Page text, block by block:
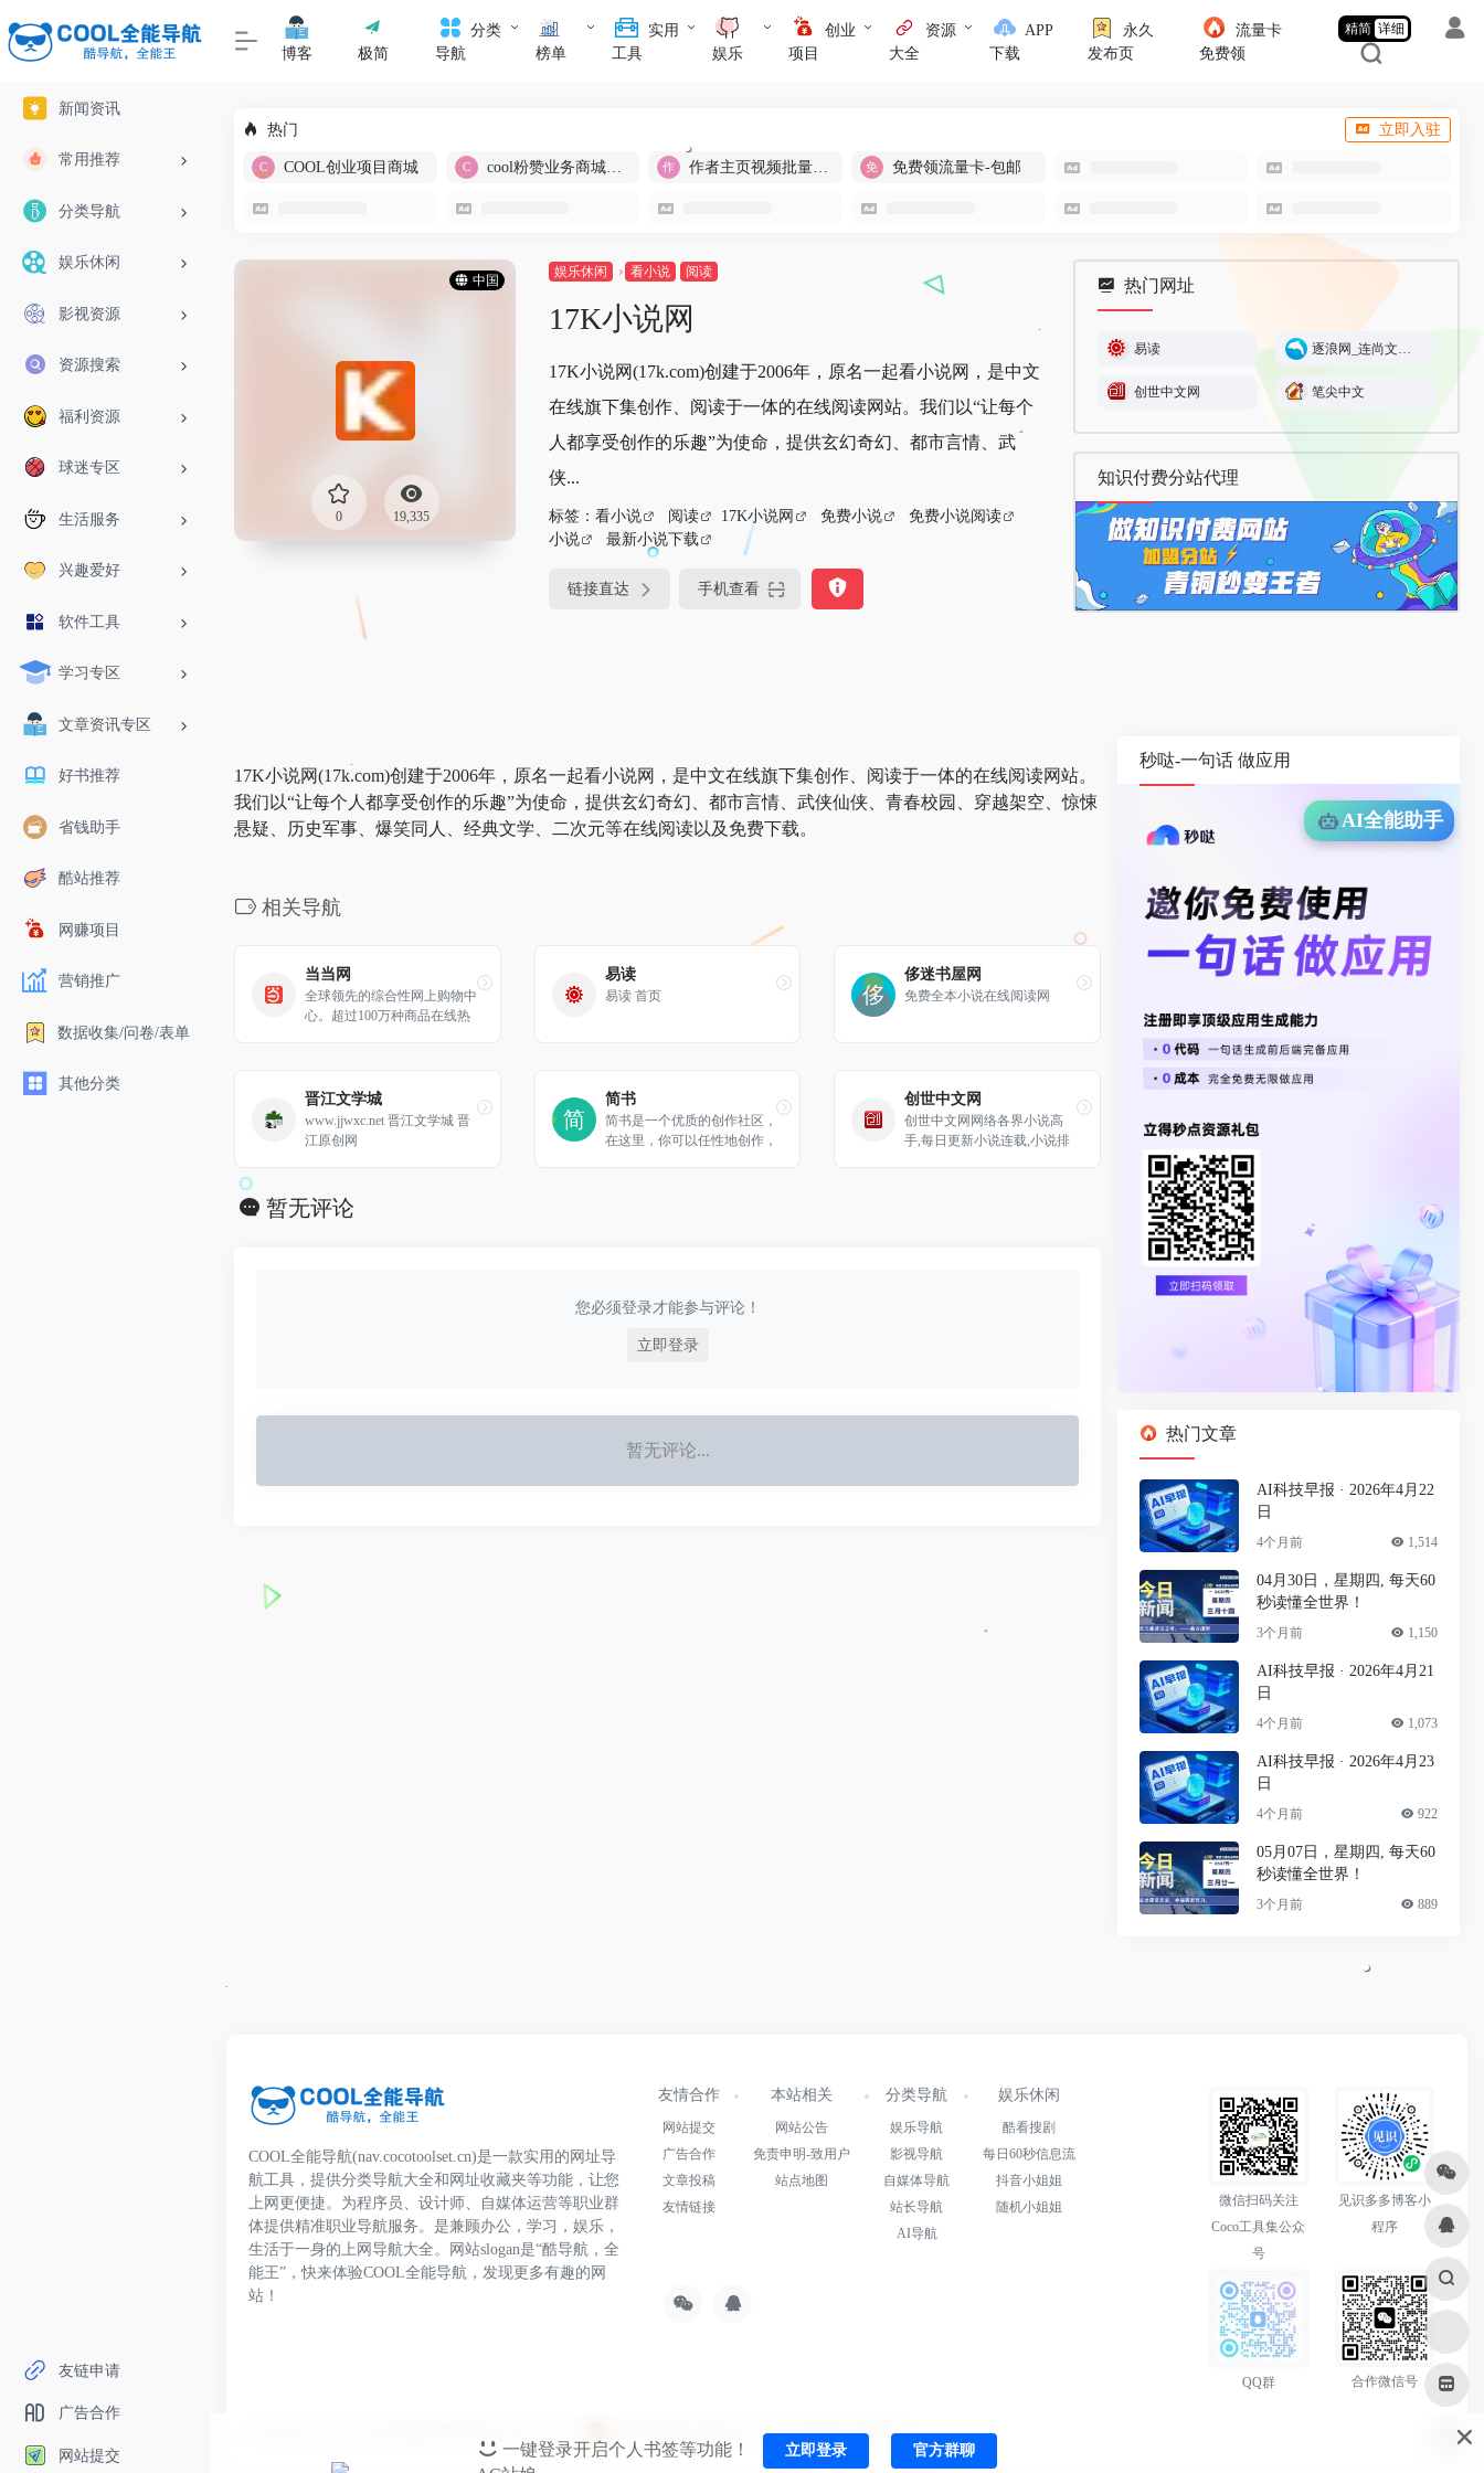
新闻资讯
常用推荐
分类导航
娱乐休闲
影视资源
资源搜索
福利资源
球迷专区
生活服务
兴趣爱好
软件工具
学习专区
文章资讯专区
好书推荐
省钱助手
酷站推荐
网赚项目
营销推广
数据收集/问卷/表单
其他分类
友链申请
广告合作
网站提交
博客 极简
分类
导航
榜单
实用
工具
娱乐
创业
项目
资源
大全
APP
下载
永久
发布页
流量卡
免费领
精简 详细
热门 立即入驻
COOL创业项目商城 cool粉赞业务商城【爆粉引流】 作者主页视频批量提取 免费领流量卡-包邮
中国
0 19,335
娱乐休闲 看小说 阅读
17K小说网
17K小说网(17k.com)创建于2006年，原名一起看小说网，是中文
在线旗下集创作、阅读于一体的在线阅读网站。我们以“让每个
人都享受创作的乐趣”为使命，提供玄幻奇幻、都市言情、武
侠...
标签： 看小说 阅读 17K小说网 免费小说
免费小说阅读
小说
最新小说下载
链接直达 手机查看
热门网址
易读
创世中文网 笔尖中文
知识付费分站代理
17K小说网(17k.com)创建于2006年，原名一起看小说网，是中文在线旗下集创作、阅读于一体的在线阅读网站。
我们以“让每个人都享受创作的乐趣”为使命，提供玄幻奇幻、都市言情、武侠仙侠、青春校园、穿越架空、惊悚
悬疑、历史军事、爆笑同人、经典文学、二次元等在线阅读以及免费下载。
相关导航
当当网
全球领先的综合性网上购物中
心。超过100万种商品在线热
大类，正版保证，低至2折
（自营图书满49元免运费。当
当网一贯秉承提升顾客体验的
易读
易读 首页
侈迷书屋网
免费全本小说在线阅读网
晋江文学城
www.jjwxc.net 晋江文学城 晋
江原创网
简书
简书是一个优质的创作社区，
在这里，你可以任性地创作，
创世中文网
创世中文网网络各界小说高
手,每日更新小说连载,小说排
暂无评论
您必须登录才能参与评论！
立即登录
暂无评论...
秒哒-一句话 做应用
热门文章
AI科技早报 · 2026年4月22
日
4个月前 1,514
04月30日，星期四, 每天60
秒读懂全世界！
3个月前 1,150
AI科技早报 · 2026年4月21
日
4个月前 1,073
AI科技早报 · 2026年4月23
日
4个月前 922
05月07日，星期四, 每天60
秒读懂全世界！
3个月前 889
COOL全能导航(nav.cocotoolset.cn)是一款实用的网址导
航工具，提供分类导航大全和网址收藏夹等功能，让您
上网更便捷。为程序员、设计师、自媒体运营等职业群
体提供精准职业导航服务。是兼顾办公，学习，娱乐，
生活于一身的上网导航大全。网站slogan是“酷导航，全
能王”，快来体验COOL全能导航，发现更多有趣的网
站！
友情合作
网站提交
广告合作
文章投稿
友情链接
本站相关
网站公告
免责申明-致用户
站点地图
分类导航
娱乐导航
影视导航
自媒体导航
站长导航
AI导航
娱乐休闲
酷看搜剧
每日60秒信息流
抖音小姐姐
随机小姐姐
微信扫码关注
Coco工具集公众
号
见识多多博客小
程序
QQ群 合作微信号
粤公网安备44010602012197号由OneNav强力驱动
AI全能助手
一键登录开启个人书签等功能！ 立即登录 官方群聊